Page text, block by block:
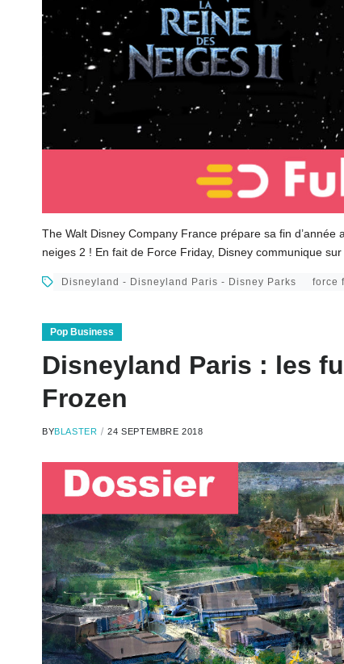
The Walt Disney Company France prépare sa fin
neiges 2 ! En fait de Force Friday, Disney communique
Disneyland - Disneyland Paris - Disney Parks force
Pop Business
Disneyland Paris : les
Frozen
BYBLASTER 24 SEPTEMBRE 2018